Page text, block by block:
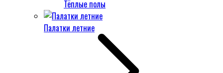
Тёплые полы
Палатки летние